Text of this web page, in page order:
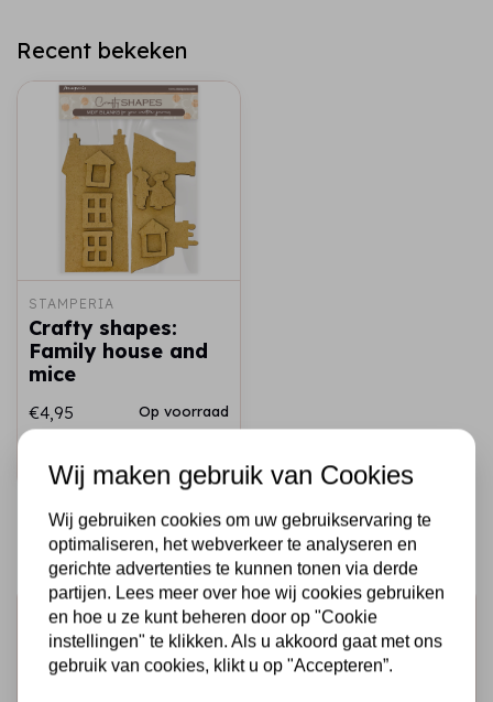
Recent bekeken
STAMPERIA
Crafty shapes:
Family house and
mice
€4,95 Op voorraad
Schrijf je in voor de nieuwsbrief
Ontvang als eerste onze actie en nieuwe producten
Wij maken gebruik van Cookies
Wij gebruiken cookies om uw gebruikservaring te
optimaliseren, het webverkeer te analyseren en
gerichte advertenties te kunnen tonen via derde
partijen. Lees meer over hoe wij cookies gebruiken
en hoe u ze kunt beheren door op "Cookie
instellingen" te klikken. Als u akkoord gaat met ons
gebruik van cookies, klikt u op "Accepteren”.